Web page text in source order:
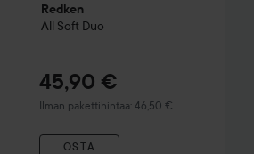
Redken
All Soft Duo
45,90 €
Ilman pakettihintaa: 46,50 €
OSTA